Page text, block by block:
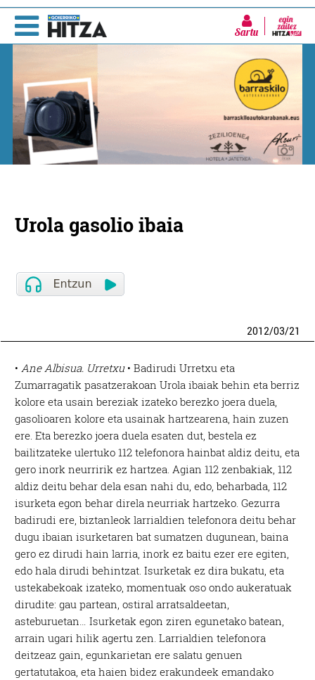
Sartu
Urola gasolio ibaia
2012/03/21
•Ane Albisua. Urretxu• Badirudi Urretxu eta
Zumarragatik pasatzerakoan Urola ibaiak behin eta berriz
kolore eta usain bereziak izateko berezko joera duela,
gasolioaren kolore eta usainak hartzearena, hain zuzen
ere. Eta berezko joera duela esaten dut, bestela ez
bailitzateke ulertuko 112 telefonora hainbat aldiz deitu, eta
gero inork neurririk ez hartzea. Agian 112 zenbakiak, 112
aldiz deitu behar dela esan nahi du, edo, beharbada, 112
isurketa egon behar direla neurriak hartzeko. Gezurra
badirudi ere, biztanleok larrialdien telefonora deitu behar
dugu ibaian isurketaren bat sumatzen dugunean, baina
gero ez dirudi hain larria, inork ez baitu ezer ere egiten,
edo hala dirudi behintzat. Isurketak ez dira bukatu, eta
ustekabekoak izateko, momentuak oso ondo aukeratuak
dirudite: gau partean, ostiral arratsaldeetan,
asteburuetan… Isurketak egon ziren egunetako batean,
arrain ugari hilik agertu zen. Larrialdien telefonora
deitzeaz gain, egunkarietan ere salatu genuen
gertatutakoa, eta haien bidez erakundeek emandako